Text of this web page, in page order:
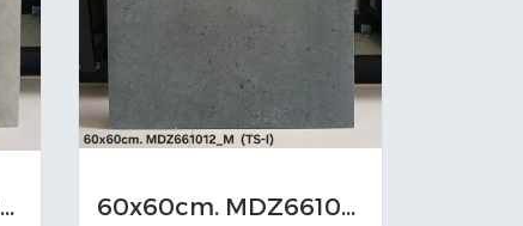
60x60cm. MDZ661013_M (TS-I) 60x60cm. MDZ661012_M (TS-I)